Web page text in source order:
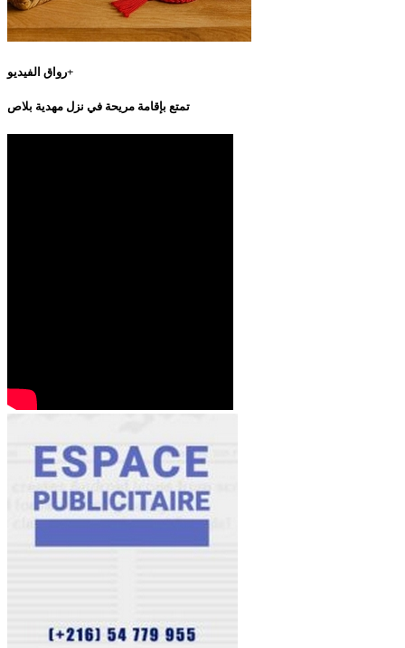
رواق الفيديو+
تمتع بإقامة مريحة في نزل مهدية بلاص